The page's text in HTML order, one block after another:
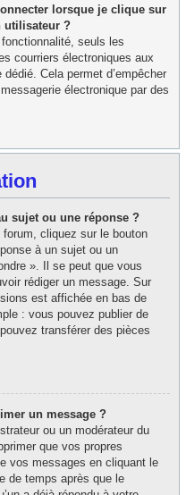
lorsque je clique sur
utilisateur ?
seuls les
courriers électroniques aux
Cela permet d’empêcher
électronique par des
sujet ou une réponse ?
cliquez sur le bouton
à un sujet ou un
». Il se peut que vous
rédiger un message. Sur
est affichée en bas de
: vous pouvez publier de
transférer des pièces
un message ?
ou un modérateur du
que vos propres
vos messages en cliquant le
de temps après que le